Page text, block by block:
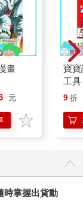
畫
元
寶
工具
9 折
時掌握出貨動